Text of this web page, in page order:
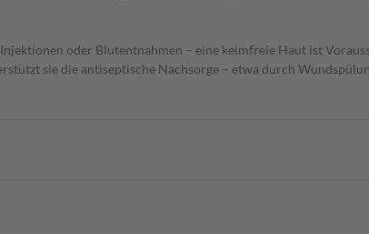
oder Blutentnahmen – eine keimfreie Haut ist
sie die antiseptische Nachsorge – etwa durch